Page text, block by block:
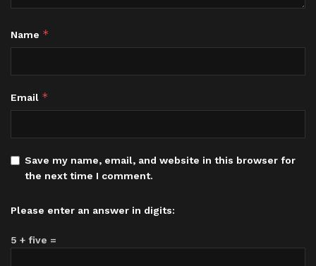
Name *
Email *
Save my name, email, and website in this browser for
the next time I comment.
Please enter an answer in digits:
5 + five =